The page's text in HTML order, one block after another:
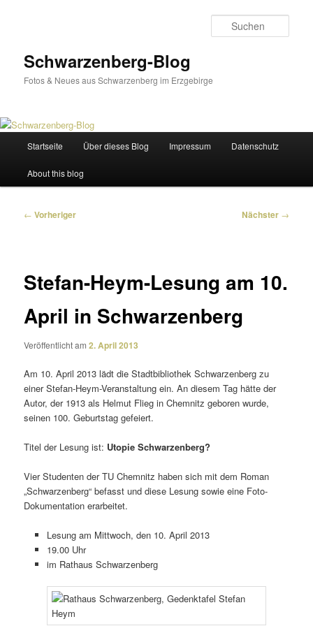
Schwarzenberg-Blog
Fotos & Neues aus Schwarzenberg im Erzgebirge
Startseite Über dieses Blog Impressum Datenschutz
About this blog
Beitragsnavigation
← Vorheriger Nächster →
Stefan-Heym-Lesung am 10.
April in Schwarzenberg
Veröffentlicht am2. April 2013
Am 10. April 2013 lädt die Stadtbibliothek Schwarzenberg zu
einer Stefan-Heym-Veranstaltung ein. An diesem Tag hätte der
Autor, der 1913 als Helmut Flieg in Chemnitz geboren wurde,
seinen 100. Geburtstag gefeiert.
Titel der Lesung ist: Utopie Schwarzenberg?
Vier Studenten der TU Chemnitz haben sich mit dem Roman
„Schwarzenberg“ befasst und diese Lesung sowie eine Foto-
Dokumentation erarbeitet.
Lesung am Mittwoch, den 10. April 2013
19.00 Uhr
im Rathaus Schwarzenberg